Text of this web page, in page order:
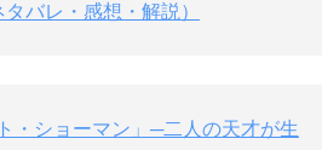
バレ・感想・解説）
・ショーマン」─二人の天才が生